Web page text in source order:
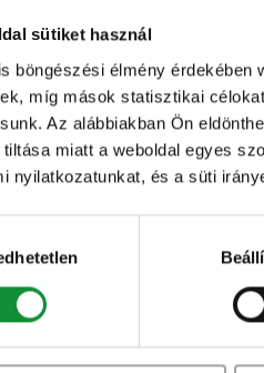
sütiket használ
böngészési élmény érdekében
míg mások statisztikai
Az alábbiakban Ön
miatt a weboldal egyes
nyilatkozatunkat, és a süti